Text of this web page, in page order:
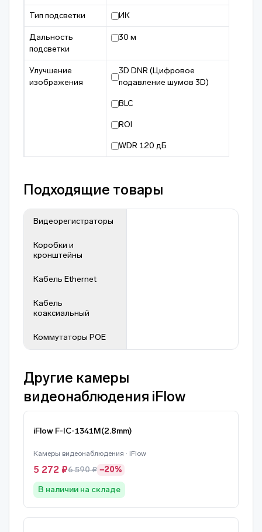
Тип подсветки ИК
Дальность
подсветки
30 м
Улучшение
изображения
3D DNR (Цифровое
подавление шумов 3D)
BLC
ROI
WDR 120 дБ
Подходящие товары
Видеорегистраторы
Коробки и
кронштейны
Кабель Ethernet
Кабель
коаксиальный
Коммутаторы POE
Другие камеры
видеонаблюдения iFlow
iFlow F-IC-1341M(2.8mm)
Камеры видеонаблюдения · iFlow
5 272 ₽6 590 ₽ −20%
В наличии на складе